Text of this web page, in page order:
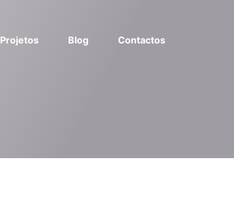
Projetos Blog Contactos